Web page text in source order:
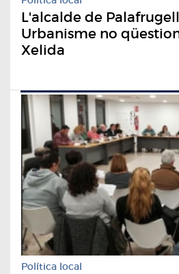
L'alcalde de
Urbanisme no
Xelida
Política local